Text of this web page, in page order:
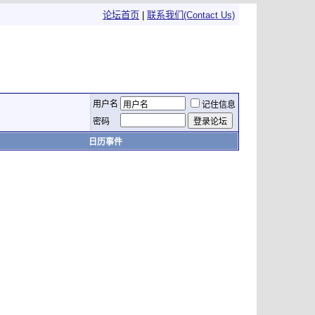
论坛首页 联系我们(Contact Us)
用户名
记住信息
密码
日历事件